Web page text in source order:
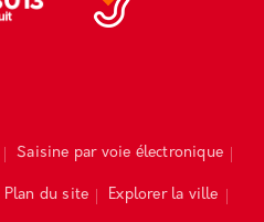
Saisine par voie électronique
Plan du site Explorer la ville